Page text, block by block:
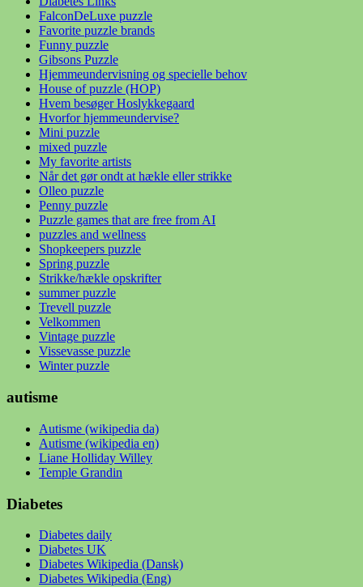
FalconDeLuxe puzzle
Favorite puzzle brands
Funny puzzle
Gibsons Puzzle
Hjemmeundervisning og specielle behov
House of puzzle (HOP)
Hvem besøger Hoslykkegaard
Hvorfor hjemmeundervise?
Mini puzzle
mixed puzzle
My favorite artists
Når det gør ondt at hækle eller strikke
Olleo puzzle
Penny puzzle
Puzzle games that are free from AI
puzzles and wellness
Shopkeepers puzzle
Spring puzzle
Strikke/hækle opskrifter
summer puzzle
Trevell puzzle
Velkommen
Vintage puzzle
Vissevasse puzzle
Winter puzzle
autisme
Autisme (wikipedia da)
Autisme (wikipedia en)
Liane Holliday Willey
Temple Grandin
Diabetes
Diabetes daily
Diabetes UK
Diabetes Wikipedia (Dansk)
Diabetes Wikipedia (Eng)